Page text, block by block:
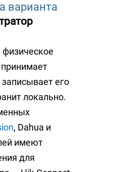
варианта
физическое
принимает
его
локально.
, Dahua и
имеют
для